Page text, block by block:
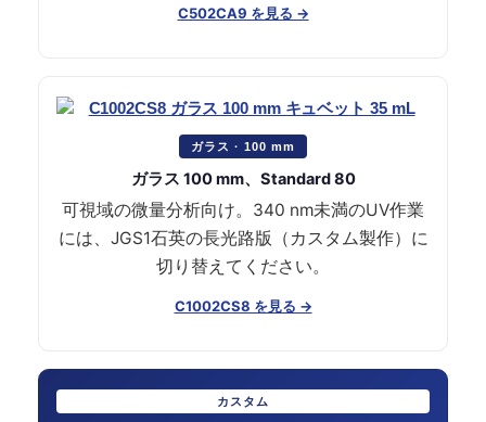
C502CA9 を見る →
ガラス · 100 mm
ガラス 100 mm、Standard 80
可視域の微量分析向け。340 nm未満のUV作業
には、JGS1石英の長光路版（カスタム製作）に
切り替えてください。
C1002CS8 を見る →
カスタム